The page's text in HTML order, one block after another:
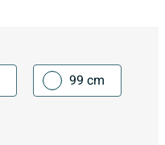
99 cm